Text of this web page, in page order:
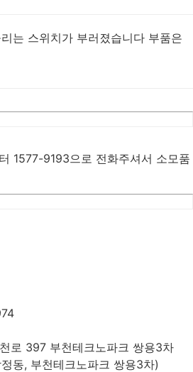
는 스위치가 부러졌습니다 부품은
1577-9193으로 전화주셔서 소모품
로 397 부천테크노파크 쌍용3차
동, 부천테크노파크 쌍용3차)